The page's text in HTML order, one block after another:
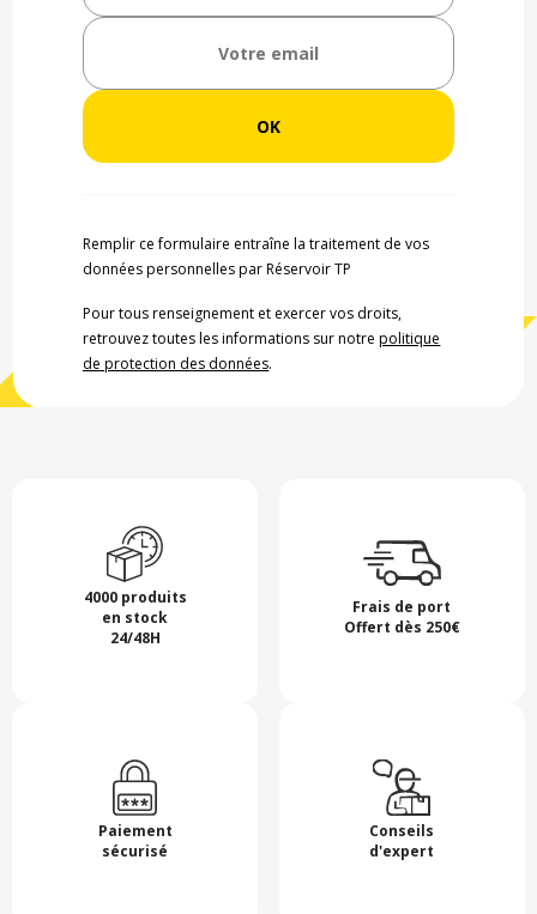
Remplir ce formulaire entraîne la traitement de vos
données personnelles par Réservoir TP
Pour tous renseignement et exercer vos droits,
retrouvez toutes les informations sur notrepolitique
de protection des données.
4000 produits
en stock
24/48H
Frais de port
Offert dès 250€
Paiement
sécurisé
Conseils
d'expert